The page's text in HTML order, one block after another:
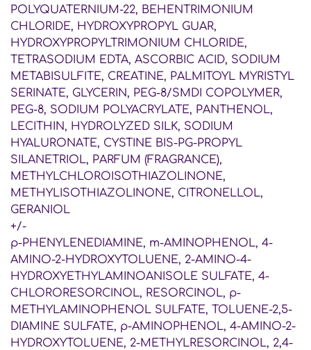
POLYQUATERNIUM-22, BEHENTRIMONIUM
CHLORIDE, HYDROXYPROPYL GUAR,
HYDROXYPROPYLTRIMONIUM CHLORIDE,
TETRASODIUM EDTA, ASCORBIC ACID, SODIUM
METABISULFITE, CREATINE, PALMITOYL MYRISTYL
SERINATE, GLYCERIN, PEG-8/SMDI COPOLYMER,
PEG-8, SODIUM POLYACRYLATE, PANTHENOL,
LECITHIN, HYDROLYZED SILK, SODIUM
HYALURONATE, CYSTINE BIS-PG-PROPYL
SILANETRIOL, PARFUM (FRAGRANCE),
METHYLCHLOROISOTHIAZOLINONE,
METHYLISOTHIAZOLINONE, CITRONELLOL,
GERANIOL
+/-
p-PHENYLENEDIAMINE, m-AMINOPHENOL, 4-
AMINO-2-HYDROXYTOLUENE, 2-AMINO-4-
HYDROXYETHYLAMINOANISOLE SULFATE, 4-
CHLORORESORCINOL, RESORCINOL, p-
METHYLAMINOPHENOL SULFATE, TOLUENE-2,5-
DIAMINE SULFATE, p-AMINOPHENOL, 4-AMINO-2-
HYDROXYTOLUENE, 2-METHYLRESORCINOL, 2,4-